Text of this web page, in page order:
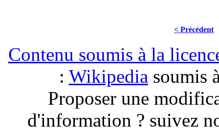
< Précédent
Contenu soumis à la
: Wikipedia soumis
Proposer une
d'information ? suivez